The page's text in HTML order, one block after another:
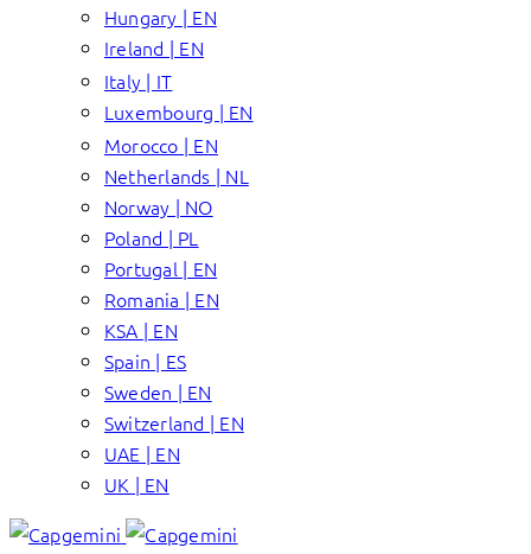
Hungary | EN
Ireland | EN
Italy | IT
Luxembourg | EN
Morocco | EN
Netherlands | NL
Norway | NO
Poland | PL
Portugal | EN
Romania | EN
KSA | EN
Spain | ES
Sweden | EN
Switzerland | EN
UAE | EN
UK | EN